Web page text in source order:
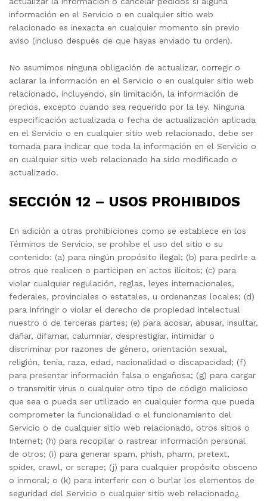
información en el Servicio o en cualquier sitio web
relacionado es inexacta en cualquier momento sin previo
aviso (incluso después de que hayas enviado tu orden).
No asumimos ninguna obligación de actualizar, corregir o
aclarar la información en el Servicio o en cualquier sitio web
relacionado, incluyendo, sin limitación, la información de
precios, excepto cuando sea requerido por la ley. Ninguna
especificación actualizada o fecha de actualización aplicada
en el Servicio o en cualquier sitio web relacionado, debe ser
tomada para indicar que toda la información en el Servicio o
en cualquier sitio web relacionado ha sido modificado o
actualizado.
SECCIÓN 12 – USOS PROHIBIDOS
En adición a otras prohibiciones como se establece en los
Términos de Servicio, se prohíbe el uso del sitio o su
contenido: (a) para ningún propósito ilegal; (b) para pedirle a
otros que realicen o participen en actos ilícitos; (c) para
violar cualquier regulación, reglas, leyes internacionales,
federales, provinciales o estatales, u ordenanzas locales; (d)
para infringir o violar el derecho de propiedad intelectual
nuestro o de terceras partes; (e) para acosar, abusar, insultar,
dañar, difamar, calumniar, desprestigiar, intimidar o
discriminar por razones de género, orientación sexual,
religión, tenía, raza, edad, nacionalidad o discapacidad; (f)
para presentar información falsa o engañosa; (g) para cargar
o transmitir virus o cualquier otro tipo de código malicioso
que sea o pueda ser utilizado en cualquier forma que pueda
comprometer la funcionalidad o el funcionamiento del
Servicio o de cualquier sitio web relacionado, otros sitios o
Internet; (h) para recopilar o rastrear información personal
de otros; (i) para generar spam, phish, pharm, pretext,
spider, crawl, or scrape; (j) para cualquier propósito obsceno
o inmoral; o (k) para interferir con o burlar los elementos de
seguridad del Servicio o cualquier sitio web relacionado¿